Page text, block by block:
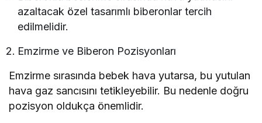
azaltacak özel tasarımlı biberonlar tercih
edilmelidir.
Emzirme ve Biberon Pozisyonları
Emzirme sırasında bebek hava yutarsa, bu yutulan
hava gaz sancısını tetikleyebilir. Bu nedenle doğru
pozisyon oldukça önemlidir.